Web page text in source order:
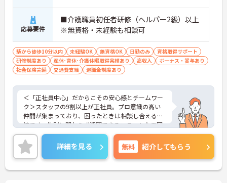
応募要件
■介護職員初任者研修（ヘルパー2級）以上
※無資格・未経験も相談可
駅から徒歩10分以内 未経験OK 無資格OK 日勤のみ
資格取得サポート
研修制度あり
産休･育休･介護休暇取得実績あり 高収入
ボーナス・賞与あり
社会保険完備
交通費支給 退職金制度あり
＜「正社員中心」だからこその安心感とチームワー
ク＞スタッフの9割以上が正社員。プロ意識の高い
仲間が集まっており、困ったときは相談し合える環
境です。性別に関わらず活躍できるフラットな雰囲
気があります。
＜電動自転車でラクラク移動！身体への負担を軽減
＞会社から1人1台、専用の電動自転車が支給されま
す（一部例外あり）。お客様のご自宅への移動が快
適になるだけでなく、貸与された自転車での通勤も
詳細を見る 無料 紹介してもらう